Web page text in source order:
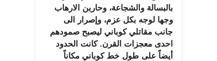
بالبسالة والشجاعة، وحاربن الارهاب
وجها لوجه بكل عزم، وإصرار الى
جانب مقاتلي كوباني ليصبح صمودهم
احدى معجزات القرن. كانت الحدود
أيضاً على طول خط كوباني مكاناً